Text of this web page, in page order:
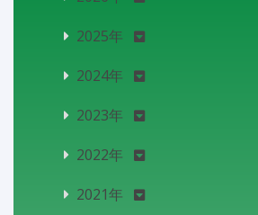
2025年
2024年
2023年
2022年
2021年